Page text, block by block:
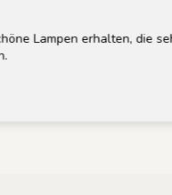
Lampen erhalten, die sehr